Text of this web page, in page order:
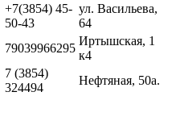
+7(3854) 45-
50-43
ул. Васильева,
64
79039966295
Иртышская, 1
к4
7 (3854)
324494
Нефтяная, 50а.